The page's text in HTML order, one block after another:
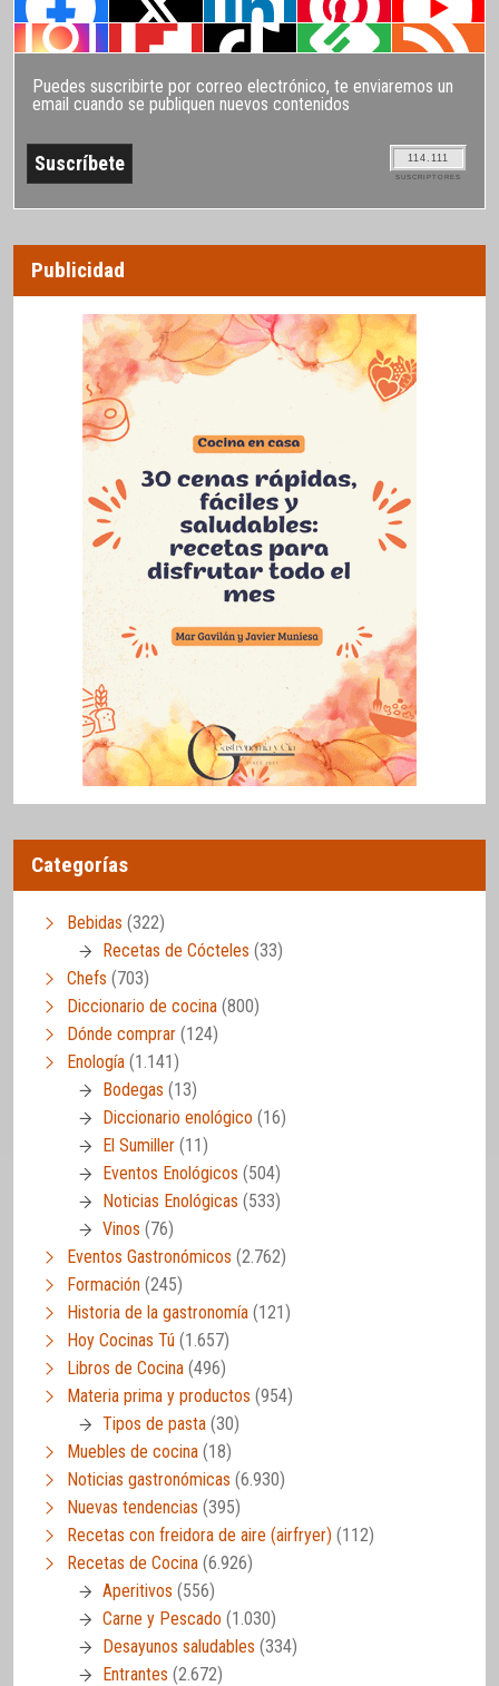
Puedes suscribirte por correo electrónico, te enviaremos un
email cuando se publiquen nuevos contenidos
114.111
SUSCRIPTORES
Publicidad
Categorías
Bebidas (322)
Recetas de Cócteles (33)
Chefs (703)
Diccionario de cocina (800)
Dónde comprar (124)
Enología (1.141)
Bodegas (13)
Diccionario enológico (16)
El Sumiller (11)
Eventos Enológicos (504)
Noticias Enológicas (533)
Vinos (76)
Eventos Gastronómicos (2.762)
Formación (245)
Historia de la gastronomía (121)
Hoy Cocinas Tú (1.657)
Libros de Cocina (496)
Materia prima y productos (954)
Tipos de pasta (30)
Muebles de cocina (18)
Noticias gastronómicas (6.930)
Nuevas tendencias (395)
Recetas con freidora de aire (airfryer) (112)
Recetas de Cocina (6.926)
Aperitivos (556)
Carne y Pescado (1.030)
Desayunos saludables (334)
Entrantes (2.672)